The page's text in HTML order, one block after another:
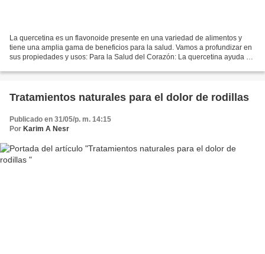
La quercetina es un flavonoide presente en una variedad de alimentos y
tiene una amplia gama de beneficios para la salud. Vamos a profundizar en
sus propiedades y usos: Para la Salud del Corazón: La quercetina ayuda a
Tratamientos naturales para el dolor de rodillas
Publicado en 31/05/p. m. 14:15
Por Karim A Nesr